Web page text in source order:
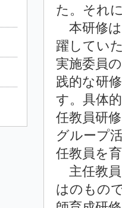
た。それ
本研修は
躍してい
実施委員
践的な研
す。具体
任教員研
グループ
任教員を
主任教員
はのもの